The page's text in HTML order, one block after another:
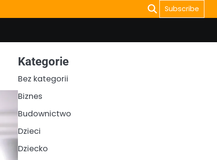
Subscribe
Kategorie
Bez kategorii
Biznes
Budownictwo
Dzieci
Dziecko